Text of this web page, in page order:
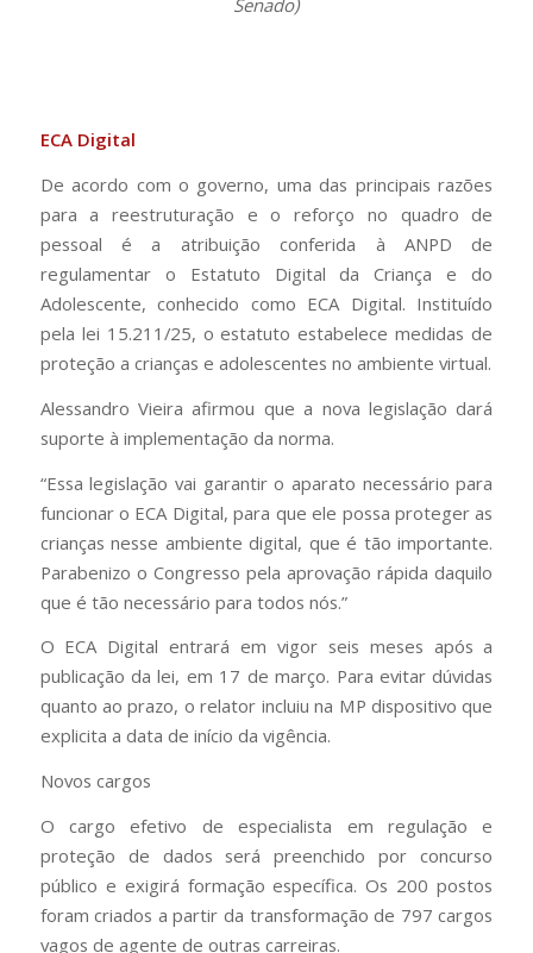
Senado)
ECA Digital
De acordo com o governo, uma das principais razões
para a reestruturação e o reforço no quadro de
pessoal é a atribuição conferida à ANPD de
regulamentar o Estatuto Digital da Criança e do
Adolescente, conhecido como ECA Digital. Instituído
pela lei 15.211/25, o estatuto estabelece medidas de
proteção a crianças e adolescentes no ambiente virtual.
Alessandro Vieira afirmou que a nova legislação dará
suporte à implementação da norma.
“Essa legislação vai garantir o aparato necessário para
funcionar o ECA Digital, para que ele possa proteger as
crianças nesse ambiente digital, que é tão importante.
Parabenizo o Congresso pela aprovação rápida daquilo
que é tão necessário para todos nós.”
O ECA Digital entrará em vigor seis meses após a
publicação da lei, em 17 de março. Para evitar dúvidas
quanto ao prazo, o relator incluiu na MP dispositivo que
explicita a data de início da vigência.
Novos cargos
O cargo efetivo de especialista em regulação e
proteção de dados será preenchido por concurso
público e exigirá formação específica. Os 200 postos
foram criados a partir da transformação de 797 cargos
vagos de agente de outras carreiras.